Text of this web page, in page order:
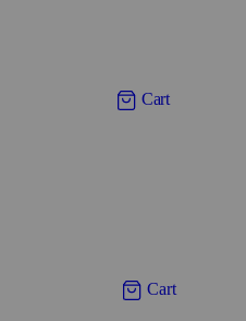
Cart
Cart